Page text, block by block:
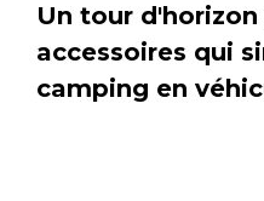
Un tour
accessoires qui
camping en